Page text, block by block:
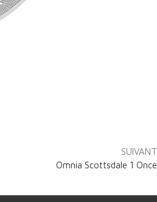
SUIVANT
Omnia Scottsdale 1 Once